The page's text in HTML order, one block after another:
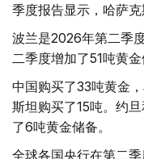
季度报告显示，哈萨克
波兰是2026年第二季
二季度增加了51吨黄金
中国购买了33吨黄金
斯坦购买了15吨。约
了6吨黄金储备。
全球各国央行在第二